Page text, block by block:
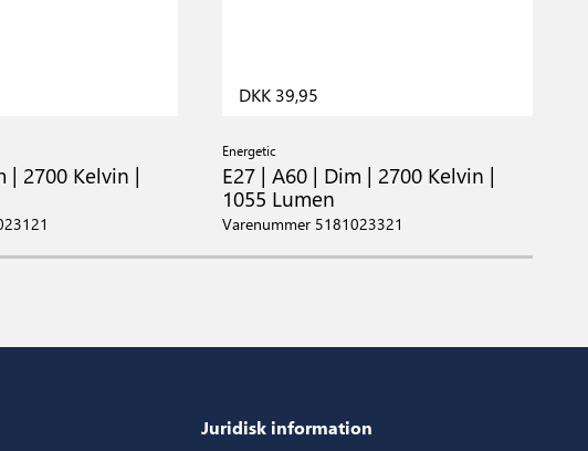
| 2700 Kelvin |
DKK 39,95
Energetic
E27 | A60 | Dim | 2700 Kelvin |
1055 Lumen
Varenummer 5181023321
Juridisk information